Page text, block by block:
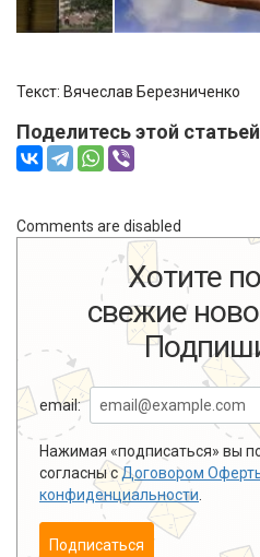
Текст: Вячеслав Березниченко
Поделитесь этой
Comments are disabled
Хотите
свежие
email:
Нажимая «подписаться» вы
согласны сДоговором
конфиденциальности
Подписаться